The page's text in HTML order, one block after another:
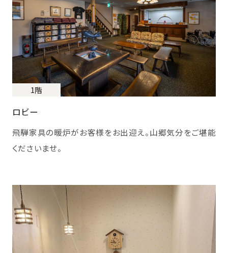
ロビー
飛騨家具の暖炉がお客様をお出迎え。山郷気分をご堪能
くださいませ。
1階